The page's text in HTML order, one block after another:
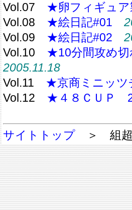
Vol.07 ★卵フィギュア
Vol.08 ★絵日記#01
Vol.09 ★絵日記#02
Vol.10 ★10分間攻め
2005.11.18
Vol.11 ★京商ミニッツ
Vol.12 ★４８ＣＵＰ
サイトトップ ＞ 組